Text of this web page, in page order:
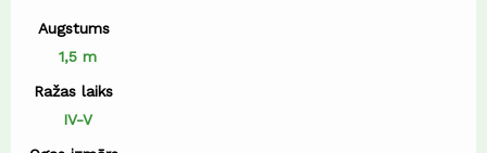
Augstums
1,5 m
Ražas laiks
IV-V